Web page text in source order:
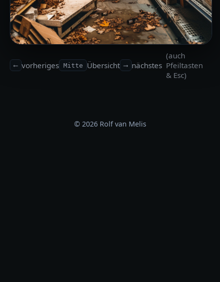
⟵ vorheriges Mitte Übersicht ⟶ nächstes
(auch
Pfeiltasten
& Esc)
© 2026 Rolf van Melis